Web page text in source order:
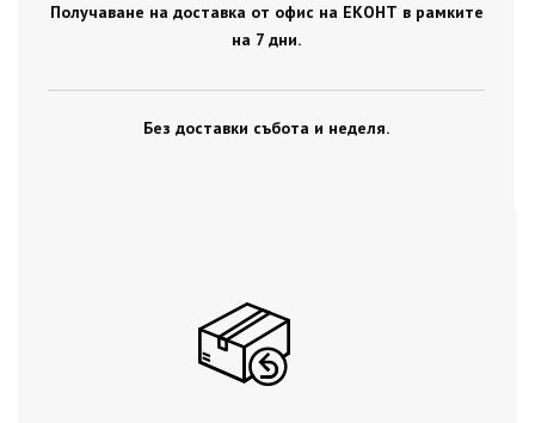
Получаване на доставка от офис на ЕКОНТ в рамките
на 7 дни.
Без доставки събота и неделя.